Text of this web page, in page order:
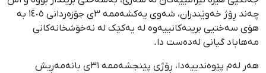
چەند ڕۆژ خەوێندران، شەوی یەکشەممە ٣ی جۆزەردانی ١٤٠٥ بە
هۆی سەختیی برینەکانییەوە لە یەکێک لە نەخۆشخانەکانی
مەهاباد گیانی لەدەست دا.
هەر لەم پێوەندییەدا، ڕۆژی پێنجشەممە ٣١ی بانەمەڕیش